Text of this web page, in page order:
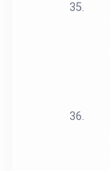
35.
36.